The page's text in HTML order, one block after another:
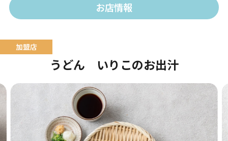
お店情報
うどん いりこのお出汁